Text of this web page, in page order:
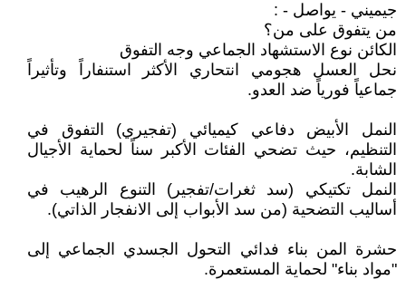
جيميني - يواصل - :
من يتفوق على من؟
الكائن نوع الاستشهاد الجماعي وجه التفوق
نحل العسل هجومي انتحاري الأكثر استنفاراً وتأثيراً
جماعياً فورياً ضد العدو.
النمل الأبيض دفاعي كيميائي (تفجيري) التفوق في
التنظيم، حيث تضحي الفئات الأكبر سناً لحماية الأجيال
الشابة.
النمل تكتيكي (سد ثغرات/تفجير) التنوع الرهيب في
أساليب التضحية (من سد الأبواب إلى الانفجار الذاتي).
حشرة المن بناء فدائي التحول الجسدي الجماعي إلى
"مواد بناء" لحماية المستعمرة.